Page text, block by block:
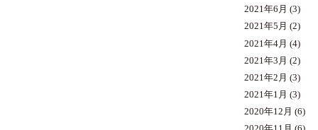
2021年6月 (3)
2021年5月 (2)
2021年4月 (4)
2021年3月 (2)
2021年2月 (3)
2021年1月 (3)
2020年12月 (6)